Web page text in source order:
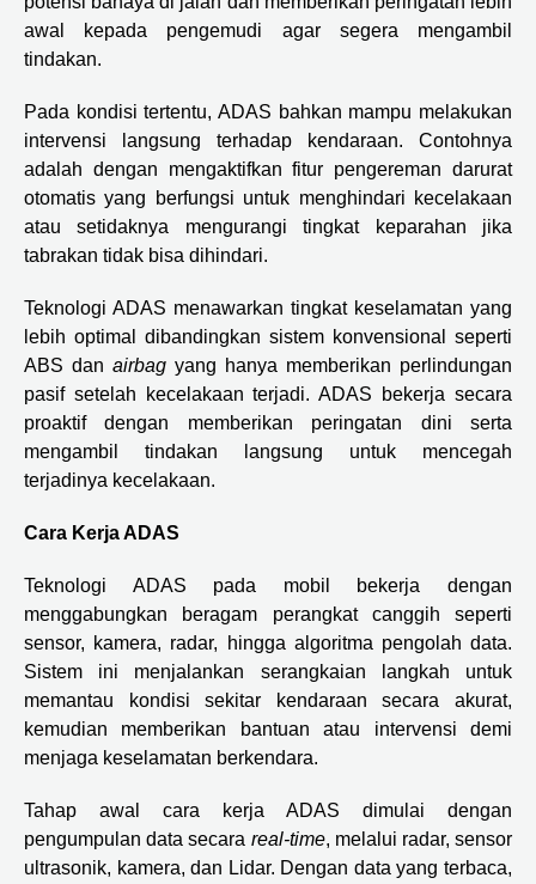
awal kepada pengemudi agar segera mengambil
tindakan.
Pada kondisi tertentu, ADAS bahkan mampu melakukan
intervensi langsung terhadap kendaraan. Contohnya
adalah dengan mengaktifkan fitur pengereman darurat
otomatis yang berfungsi untuk menghindari kecelakaan
atau setidaknya mengurangi tingkat keparahan jika
tabrakan tidak bisa dihindari.
Teknologi ADAS menawarkan tingkat keselamatan yang
lebih optimal dibandingkan sistem konvensional seperti
ABS dan airbag yang hanya memberikan perlindungan
pasif setelah kecelakaan terjadi. ADAS bekerja secara
proaktif dengan memberikan peringatan dini serta
mengambil tindakan langsung untuk mencegah
terjadinya kecelakaan.
Cara Kerja ADAS
Teknologi ADAS pada mobil bekerja dengan
menggabungkan beragam perangkat canggih seperti
sensor, kamera, radar, hingga algoritma pengolah data.
Sistem ini menjalankan serangkaian langkah untuk
memantau kondisi sekitar kendaraan secara akurat,
kemudian memberikan bantuan atau intervensi demi
menjaga keselamatan berkendara.
Tahap awal cara kerja ADAS dimulai dengan
pengumpulan data secara real-time, melalui radar, sensor
ultrasonik, kamera, dan Lidar. Dengan data yang terbaca,